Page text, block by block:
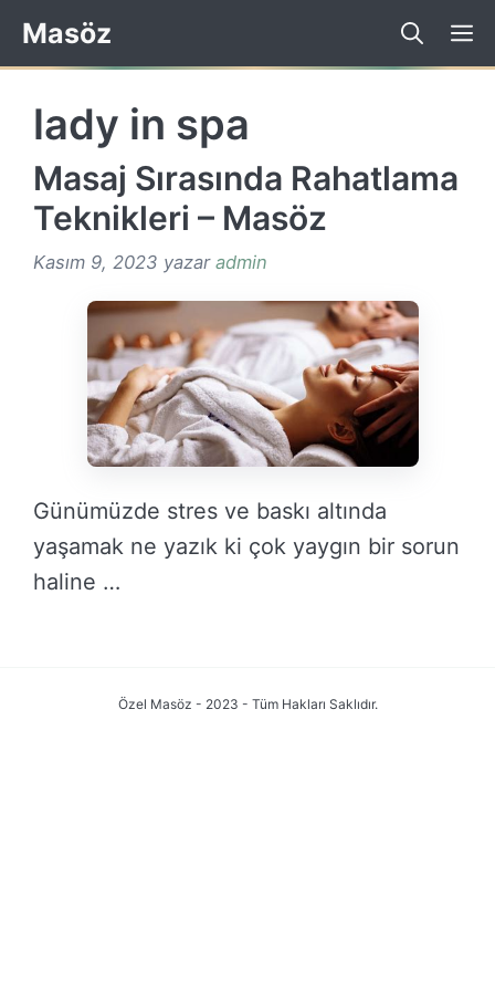
İçeriğe
atla
Masöz
lady in spa
Masaj Sırasında Rahatlama
Teknikleri – Masöz
Kasım 9, 2023 yazar admin
Günümüzde stres ve baskı altında
yaşamak ne yazık ki çok yaygın bir sorun
haline …
Özel Masöz - 2023 - Tüm Hakları Saklıdır.